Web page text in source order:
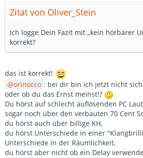
Zitat von Oliver_Stein
Ich logge Dein Fazit mit „kein hörbarer
korrekt?
das ist korrekt!
orinocco : bei dir bin ich jetzt nicht
oder ob du das Ernst meinst!?
Du hörst auf schlecht auflösenden PC
sogar noch über den verbauten 70 Cent
du hörst auch über billige KH,
du hörst Unterschiede in einer
Unterschiede in der Räumlichkeit,
du hörst aber nicht ob ein Delay